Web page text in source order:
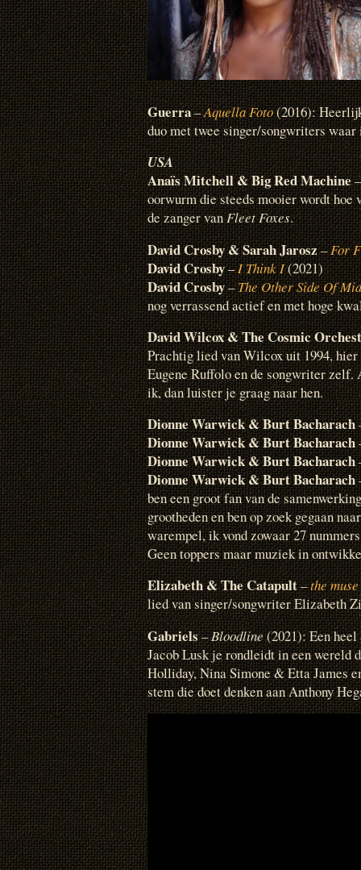
Guerra–Aquella Foto(2016):
duo met twee singer/songwriters
USA
Anaïs Mitchell & Big Red Machine
oorwurm die steeds mooier wordt
de zanger vanFleet Foxes.
David Crosby & Sarah Jarosz–For
David Crosby–I Think I(2021)
David Crosby–The Other Side Of
nog verrassend actief en met hoge
David Wilcox & The Cosmic
Prachtig lied van Wilcox uit 1994,
Eugene Ruffolo en de songwriter zelf.
ik, dan luister je graag naar hen.
Dionne Warwick & Burt Bacharach
Dionne Warwick & Burt Bacharach
Dionne Warwick & Burt Bacharach
Dionne Warwick & Burt Bacharach
ben een groot fan van de
grootheden en ben op zoek gegaan
warempel, ik vond zowaar 27
Geen toppers maar muziek in
Elizabeth & The Catapult–the muse
lied van singer/songwriter Elizabeth
Gabriels–Bloodline(2021): Een
Jacob Lusk je rondleidt in een wereld
Holliday, Nina Simone & Etta James
stem die doet denken aan Anthony